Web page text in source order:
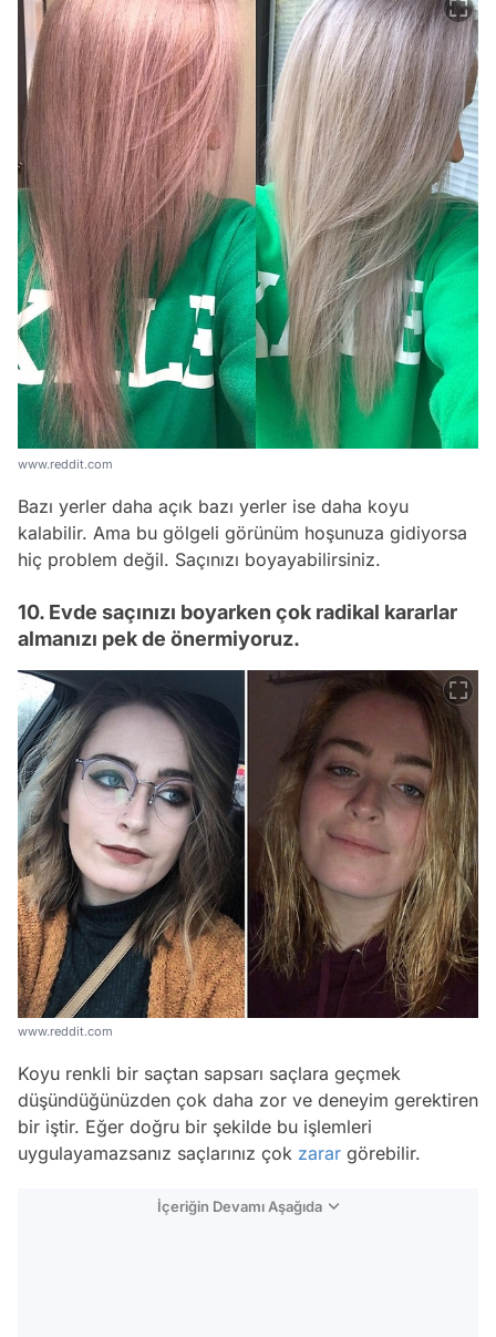
www.reddit.com
Bazı yerler daha açık bazı yerler ise daha koyu
kalabilir. Ama bu gölgeli görünüm hoşunuza gidiyorsa
hiç problem değil. Saçınızı boyayabilirsiniz.
10. Evde saçınızı boyarken çok radikal kararlar
almanızı pek de önermiyoruz.
www.reddit.com
Koyu renkli bir saçtan sapsarı saçlara geçmek
düşündüğünüzden çok daha zor ve deneyim gerektiren
bir iştir. Eğer doğru bir şekilde bu işlemleri
uygulayamazsanız saçlarınız çok zarar görebilir.
İçeriğin Devamı Aşağıda